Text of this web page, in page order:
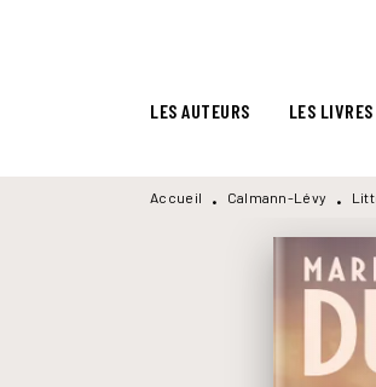
LES AUTEURS LES LIVRES
Accueil • Calmann-Lévy •